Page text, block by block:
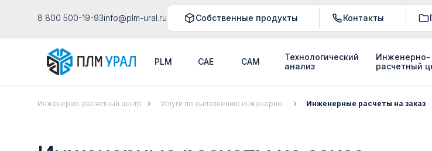
8 800 500-19-93info@plm-ural.ru Собственные продукты Контакты
PLM CAE CAM
Технологический
анализ
Инженерно-
расчетный
Инженерно-расчетный центр Услуги по выполнению инженерно... Инженерные расчеты на заказ